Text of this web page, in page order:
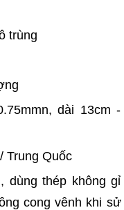
trùng
dài 13cm -
Trung Quốc
dùng thép không gỉ
cong vênh khi sử